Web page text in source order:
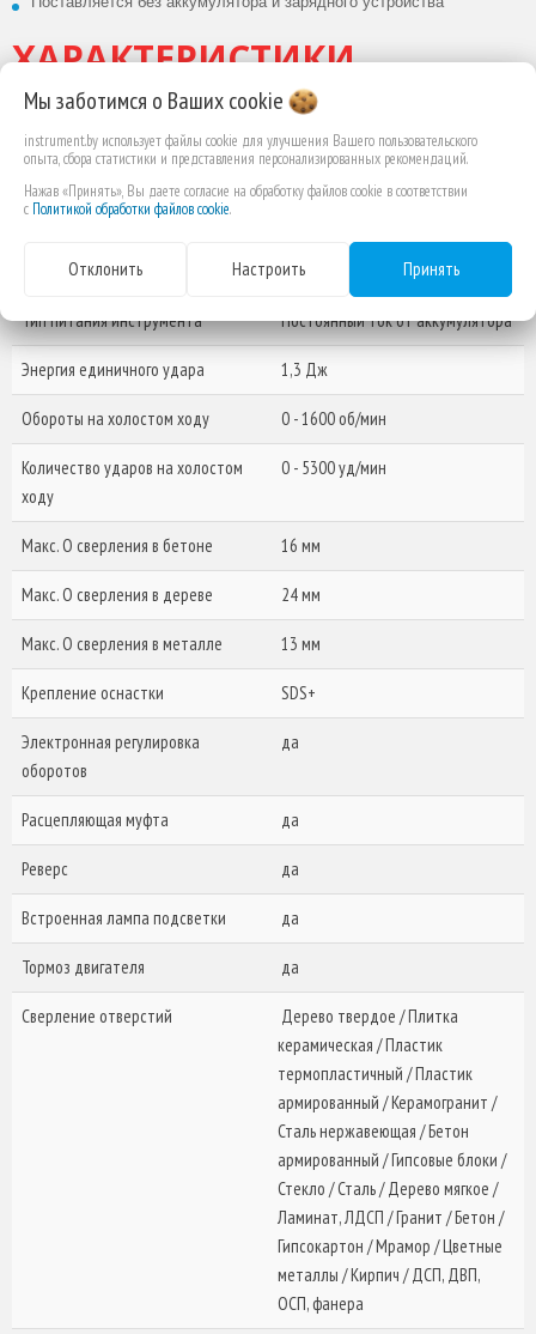
ХАРАКТЕРИСТИКИ
Емкость аккумулятора 4 Ач
Напряжение питания
инструмента
18 В
Литий-ионный (Li-Ion)
аккумулятор
Тип питания инструмента Постоянный ток от аккумулятора
Энергия единичного удара 1,3 Дж
Обороты на холостом ходу 0 - 1600 об/мин
Количество ударов на холостом
ходу
0 - 5300 уд/мин
Макс. O сверления в бетоне 16 мм
Макс. O сверления в дереве 24 мм
Макс. O сверления в металле 13 мм
Крепление оснастки SDS+
Электронная регулировка
оборотов
да
Расцепляющая муфта да
Реверс да
Встроенная лампа подсветки да
Тормоз двигателя да
Сверление отверстий
Дерево твердое / Плитка
керамическая / Пластик
термопластичный / Пластик
армированный / Керамогранит /
Сталь нержавеющая / Бетон
армированный / Гипсовые блоки /
Стекло / Сталь / Дерево мягкое /
Ламинат, ЛДСП / Гранит / Бетон /
Гипсокартон / Мрамор / Цветные
металлы / Кирпич / ДСП, ДВП,
ОСП, фанера
Мы заботимся о Вашихcookie
instrument.by использует файлы cookie для улучшения Вашего пользовательского
опыта, сбора статистики и представления персонализированных рекомендаций.
Нажав «Принять», Вы даете согласие на обработку файлов cookie в соответствии
с Политикой обработки файлов cookie.
Отклонить Настроить Принять